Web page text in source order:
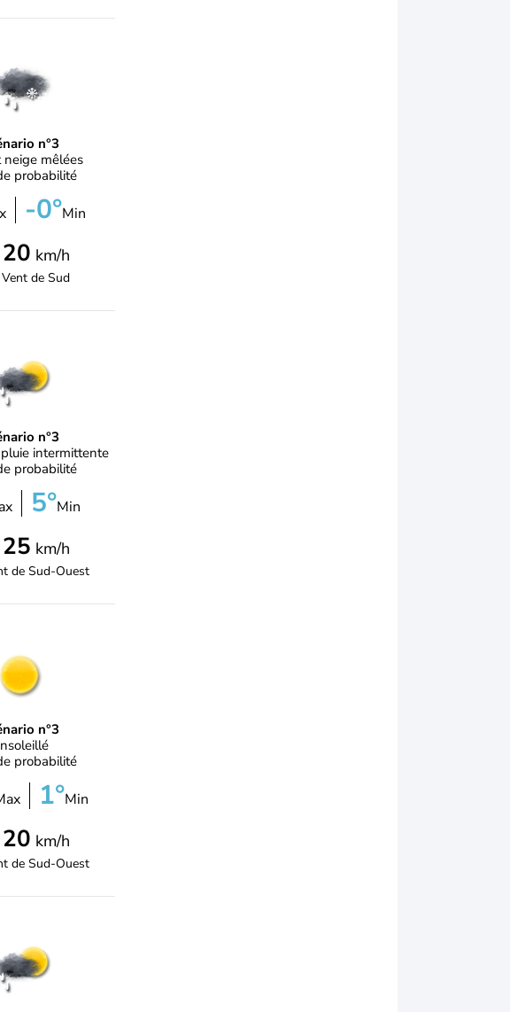
n°3
neige mêlées
probabilité
-0°Min
20 km/h
Vent deSud
n°3
intermittente
probabilité
5°Min
25 km/h
deSud-Ouest
n°3
probabilité
1°Min
20 km/h
deSud-Ouest